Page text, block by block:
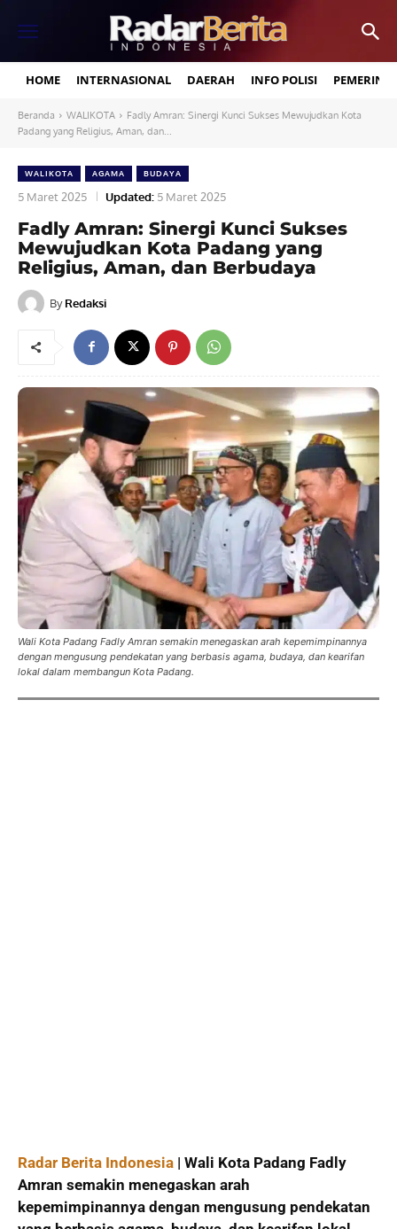
HOME INTERNASIONAL DAERAH INFO POLISI
Beranda WALIKOTA
Fadly Amran: Sinergi Kunci Sukses Mewujudkan Kota
Padang yang Religius, Aman, dan...
WALIKOTA AGAMA BUDAYA
5 Maret 2025 Updated: 5 Maret 2025
Fadly Amran: Sinergi Kunci Sukses
Mewujudkan Kota Padang yang
Religius, Aman, dan Berbudaya
By Redaksi
Wali Kota Padang Fadly Amran semakin menegaskan arah kepemimpinannya
dengan mengusung pendekatan yang berbasis agama, budaya, dan kearifan
lokal dalam membangun Kota Padang.
Radar Berita Indonesia | Wali Kota Padang Fadly
Amran semakin menegaskan arah
kepemimpinannya dengan mengusung pendekatan